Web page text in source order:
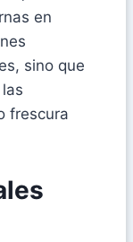
en
sino que
frescura